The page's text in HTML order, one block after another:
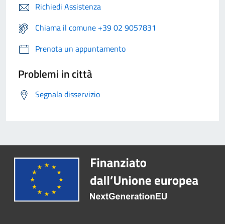
Richiedi Assistenza
Chiama il comune +39 02 9057831
Prenota un appuntamento
Problemi in città
Segnala disservizio